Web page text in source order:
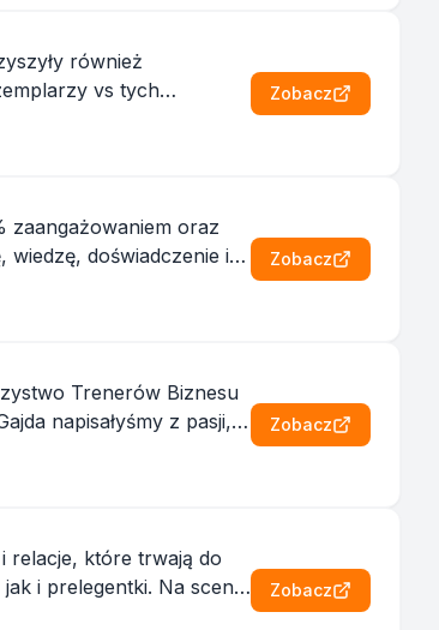
również
vs tych
Zobacz
zaangażowaniem oraz
wiedzę, doświadczenie i
Zobacz
Zobacz
relacje, które trwają do
Zobacz